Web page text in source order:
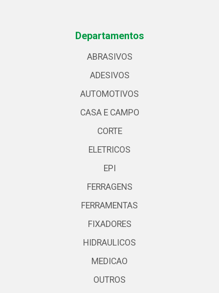
Departamentos
ABRASIVOS
ADESIVOS
AUTOMOTIVOS
CASA E CAMPO
CORTE
ELETRICOS
EPI
FERRAGENS
FERRAMENTAS
FIXADORES
HIDRAULICOS
MEDICAO
OUTROS